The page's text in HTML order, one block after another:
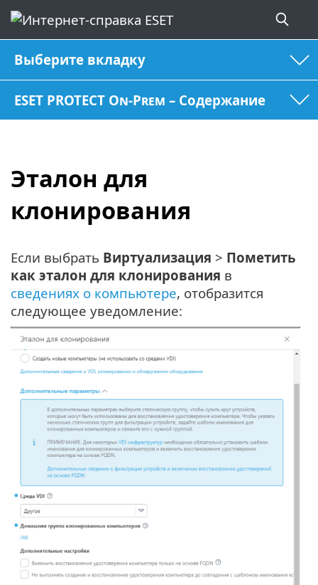
Выберите вкладку
ESET PROTECT On-Prem – Содержание
Эталон для
клонирования
Если выбрать Виртуализация > Пометить
как эталон для клонирования в
сведениях о компьютере, отобразится
следующее уведомление: